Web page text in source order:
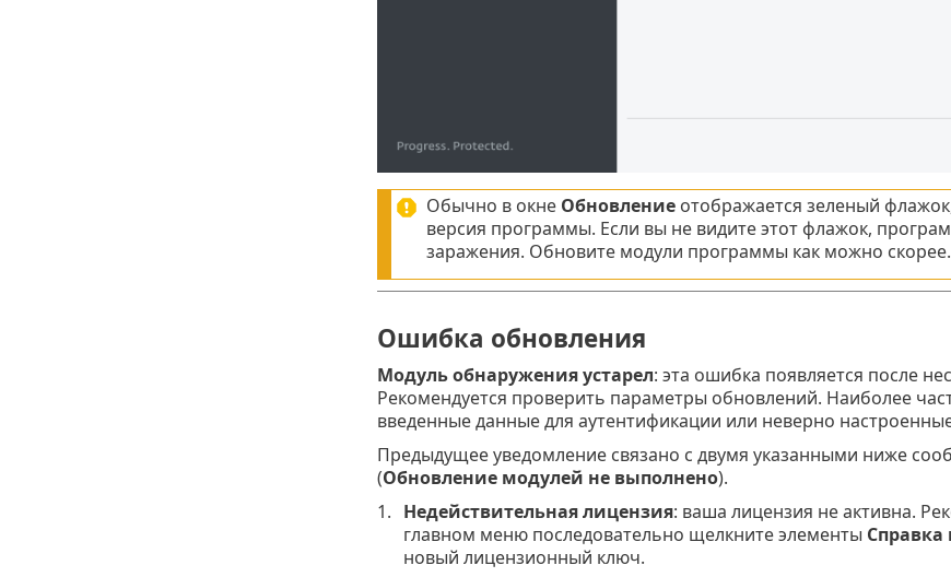
Обычно в окне Обновлениеотображается зеленый
версия программы. Если вы не видите этот флажок,
заражения. Обновите модули программы как можно скорее.
Ошибка обновления
Модуль обнаружения устарел: эта ошибка появляется после
Рекомендуется проверить параметры обновлений. Наиболее
введенные данные для аутентификации или неверно
Предыдущее уведомление связано с двумя указанными ниже
(Обновление модулей не выполнено).
Недействительная лицензия: ваша лицензия не активна.
главном меню последовательно щелкните элементы
новый лицензионный ключ.